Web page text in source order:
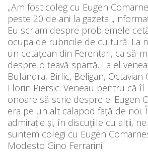
„Am fost coleg cu Eugen
peste 20 de ani la gazeta
Eu scriam despre problemele
ocupa de rubricile de cultură. La
un cetățean din Ferentari, ca să-
despre o țeavă spartă. La el
Bulandra, Birlic, Beligan,
Florin Piersic. Veneau pentru că
onoare să scrie despre ei Eugen
era pe un alt calapod față de noi.
admirație și, în discuțiile cu alții,
suntem colegi cu Eugen
Modesto Gino Ferrarini.